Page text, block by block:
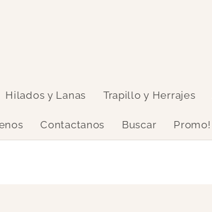
Hilados y Lanas Trapillo y Herrajes
Contactanos Buscar Promo!